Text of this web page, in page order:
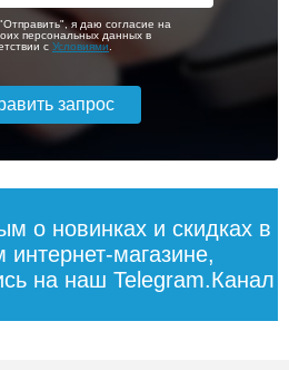
я даю согласие на
персональных данных в
с Условиями
о новинках и скидках в
магазине,
на наш Telegram.Канал